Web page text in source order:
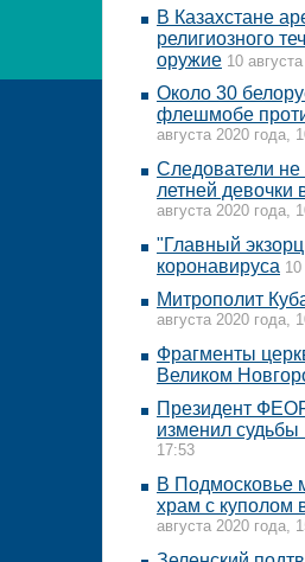
В Казахстане
религиозного
оружие 10
Около 30
флешмобе
августа 2020 года,
Следователи
летней
августа 2020 года,
"Главный
коронавируса
Митрополит
августа 2020 года,
Фрагменты
Великом
Президент
изменил
17:53
В Подмосковье
храм с куполом
августа 2020 года,